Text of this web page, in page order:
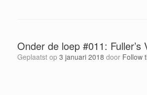
Onder de loep #011: Fuller’s
Geplaatst op 3 januari 2018 door Follow